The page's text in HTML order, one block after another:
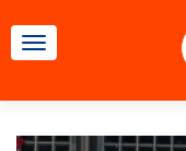
TOGGLE NAVIGATION